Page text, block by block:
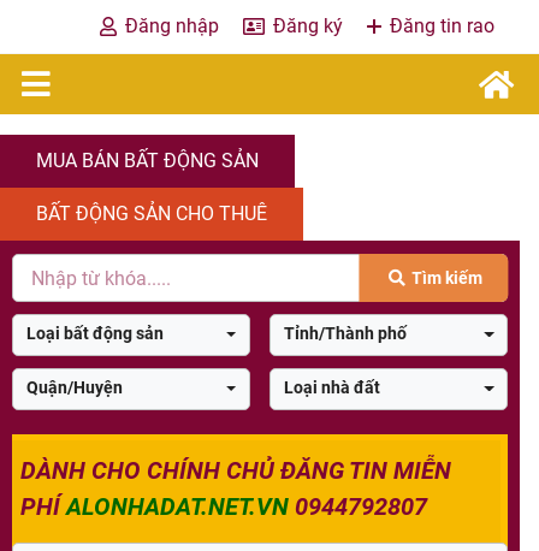
Đăng nhập Đăng ký Đăng tin rao
MUA BÁN BẤT ĐỘNG SẢN
BẤT ĐỘNG SẢN CHO THUÊ
Loại bất động sản Tỉnh/Thành phố
Quận/Huyện Loại nhà đất
DÀNH CHO CHÍNH CHỦ ĐĂNG TIN MIỄN
PHÍALONHADAT.NET.VN 0944792807
Tìm kiếm